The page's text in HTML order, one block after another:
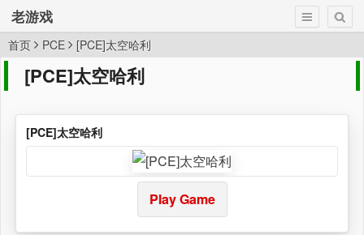
老游戏
首页 PCE [PCE]太空哈利
[PCE]太空哈利
[PCE]太空哈利
Play Game